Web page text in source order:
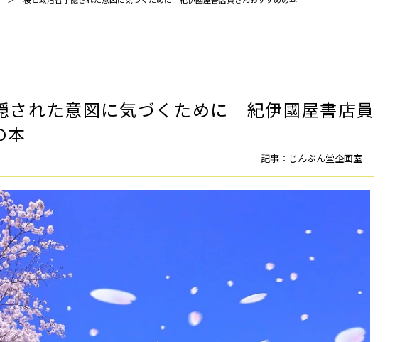
隠された意図に気づくために 紀伊國屋書店員
本
記事：じんぶん堂企画室